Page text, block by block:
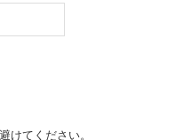
けてください。